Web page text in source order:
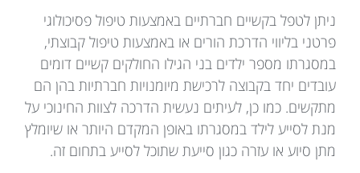
ניתן לטפל בקשיים חברתיים באמצעות טיפול פסיכולוגי
פרטני בליווי הדרכת הורים או באמצעות טיפול קבוצתי,
במסגרתו מספר ילדים בני הגילו החולקים קשיים דומים
עובדים יחד בקבוצה לרכישת מיומנויות חברתיות בהן הם
מתקשים. כמו כן, לעיתים נעשית הדרכה לצוות החינוכי על
מנת לסייע לילד במסגרתו באופן המקדם היותר או שיומלץ
מתן סיוע או עזרה כגון סייעת שתוכל לסייע בתחום זה.